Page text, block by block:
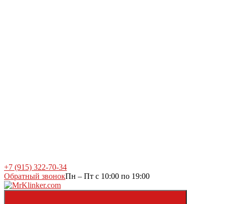
+7 (915) 322-70-34
Обратный звонокПн – Пт с 10:00 по 19:00